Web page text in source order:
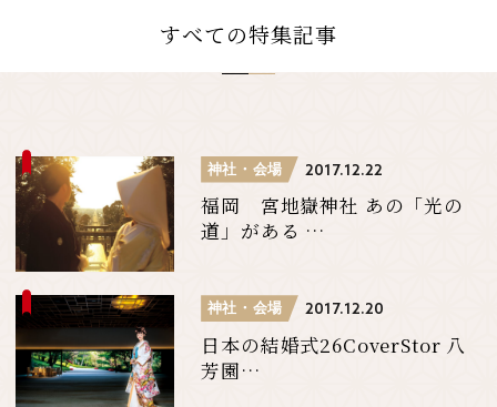
すべての特集記事
神社・会場 2017.12.22
福岡 宮地嶽神社 あの「光の
道」がある …
神社・会場 2017.12.20
日本の結婚式26CoverStor 八
芳園…